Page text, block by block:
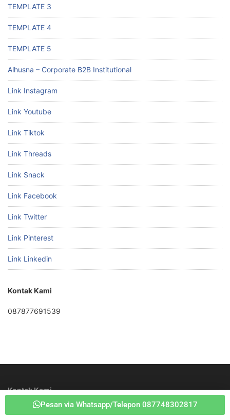
Pesan via Whatsapp/Telepon 087748302817
TEMPLATE 3
TEMPLATE 4
TEMPLATE 5
Alhusna – Corporate B2B Institutional
Link Instagram
Link Youtube
Link Tiktok
Link Threads
Link Snack
Link Facebook
Link Twitter
Link Pinterest
Link Linkedin
Kontak Kami
087877691539
Kontak Kami
087877691539